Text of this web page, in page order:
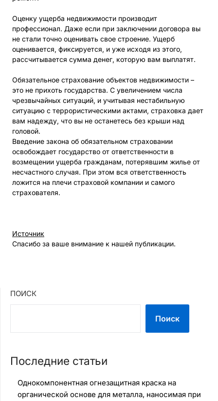
Оценку ущерба недвижимости производит
профессионал. Даже если при заключении договора вы
не стали точно оценивать свое строение. Ущерб
оценивается, фиксируется, и уже исходя из этого,
рассчитывается сумма денег, которую вам выплатят.
Обязательное страхование объектов недвижимости –
это не прихоть государства. С увеличением числа
чрезвычайных ситуаций, и учитывая нестабильную
ситуацию с террористическими актами, страховка дает
вам надежду, что вы не останетесь без крыши над
головой.
Введение закона об обязательном страховании
освобождает государство от ответственности в
возмещении ущерба гражданам, потерявшим жилье от
несчастного случая. При этом вся ответственность
ложится на плечи страховой компании и самого
страхователя.
Источник
Спасибо за ваше внимание к нашей публикации.
ПОИСК
Поиск
Последние статьи
Однокомпонентная огнезащитная краска на
органической основе для металла, наносимая при